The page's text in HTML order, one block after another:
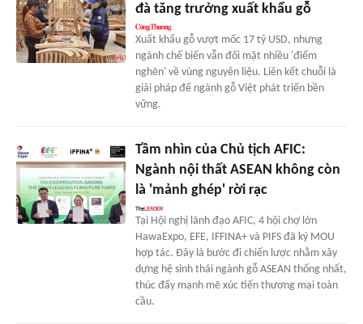
đà tăng trưởng xuất khẩu gỗ
Xuất khẩu gỗ vượt mốc 17 tỷ USD, nhưng
ngành chế biến vẫn đối mặt nhiều 'điểm
nghẽn' về vùng nguyên liệu. Liên kết chuỗi là
giải pháp để ngành gỗ Việt phát triển bền
vững.
Tầm nhìn của Chủ tịch AFIC:
Ngành nội thất ASEAN không còn
là 'mảnh ghép' rời rạc
Tại Hội nghị lãnh đạo AFIC, 4 hội chợ lớn
HawaExpo, EFE, IFFINA+ và PIFS đã ký MOU
hợp tác. Đây là bước đi chiến lược nhằm xây
dựng hệ sinh thái ngành gỗ ASEAN thống nhất,
thúc đẩy mạnh mẽ xúc tiến thương mại toàn
cầu.